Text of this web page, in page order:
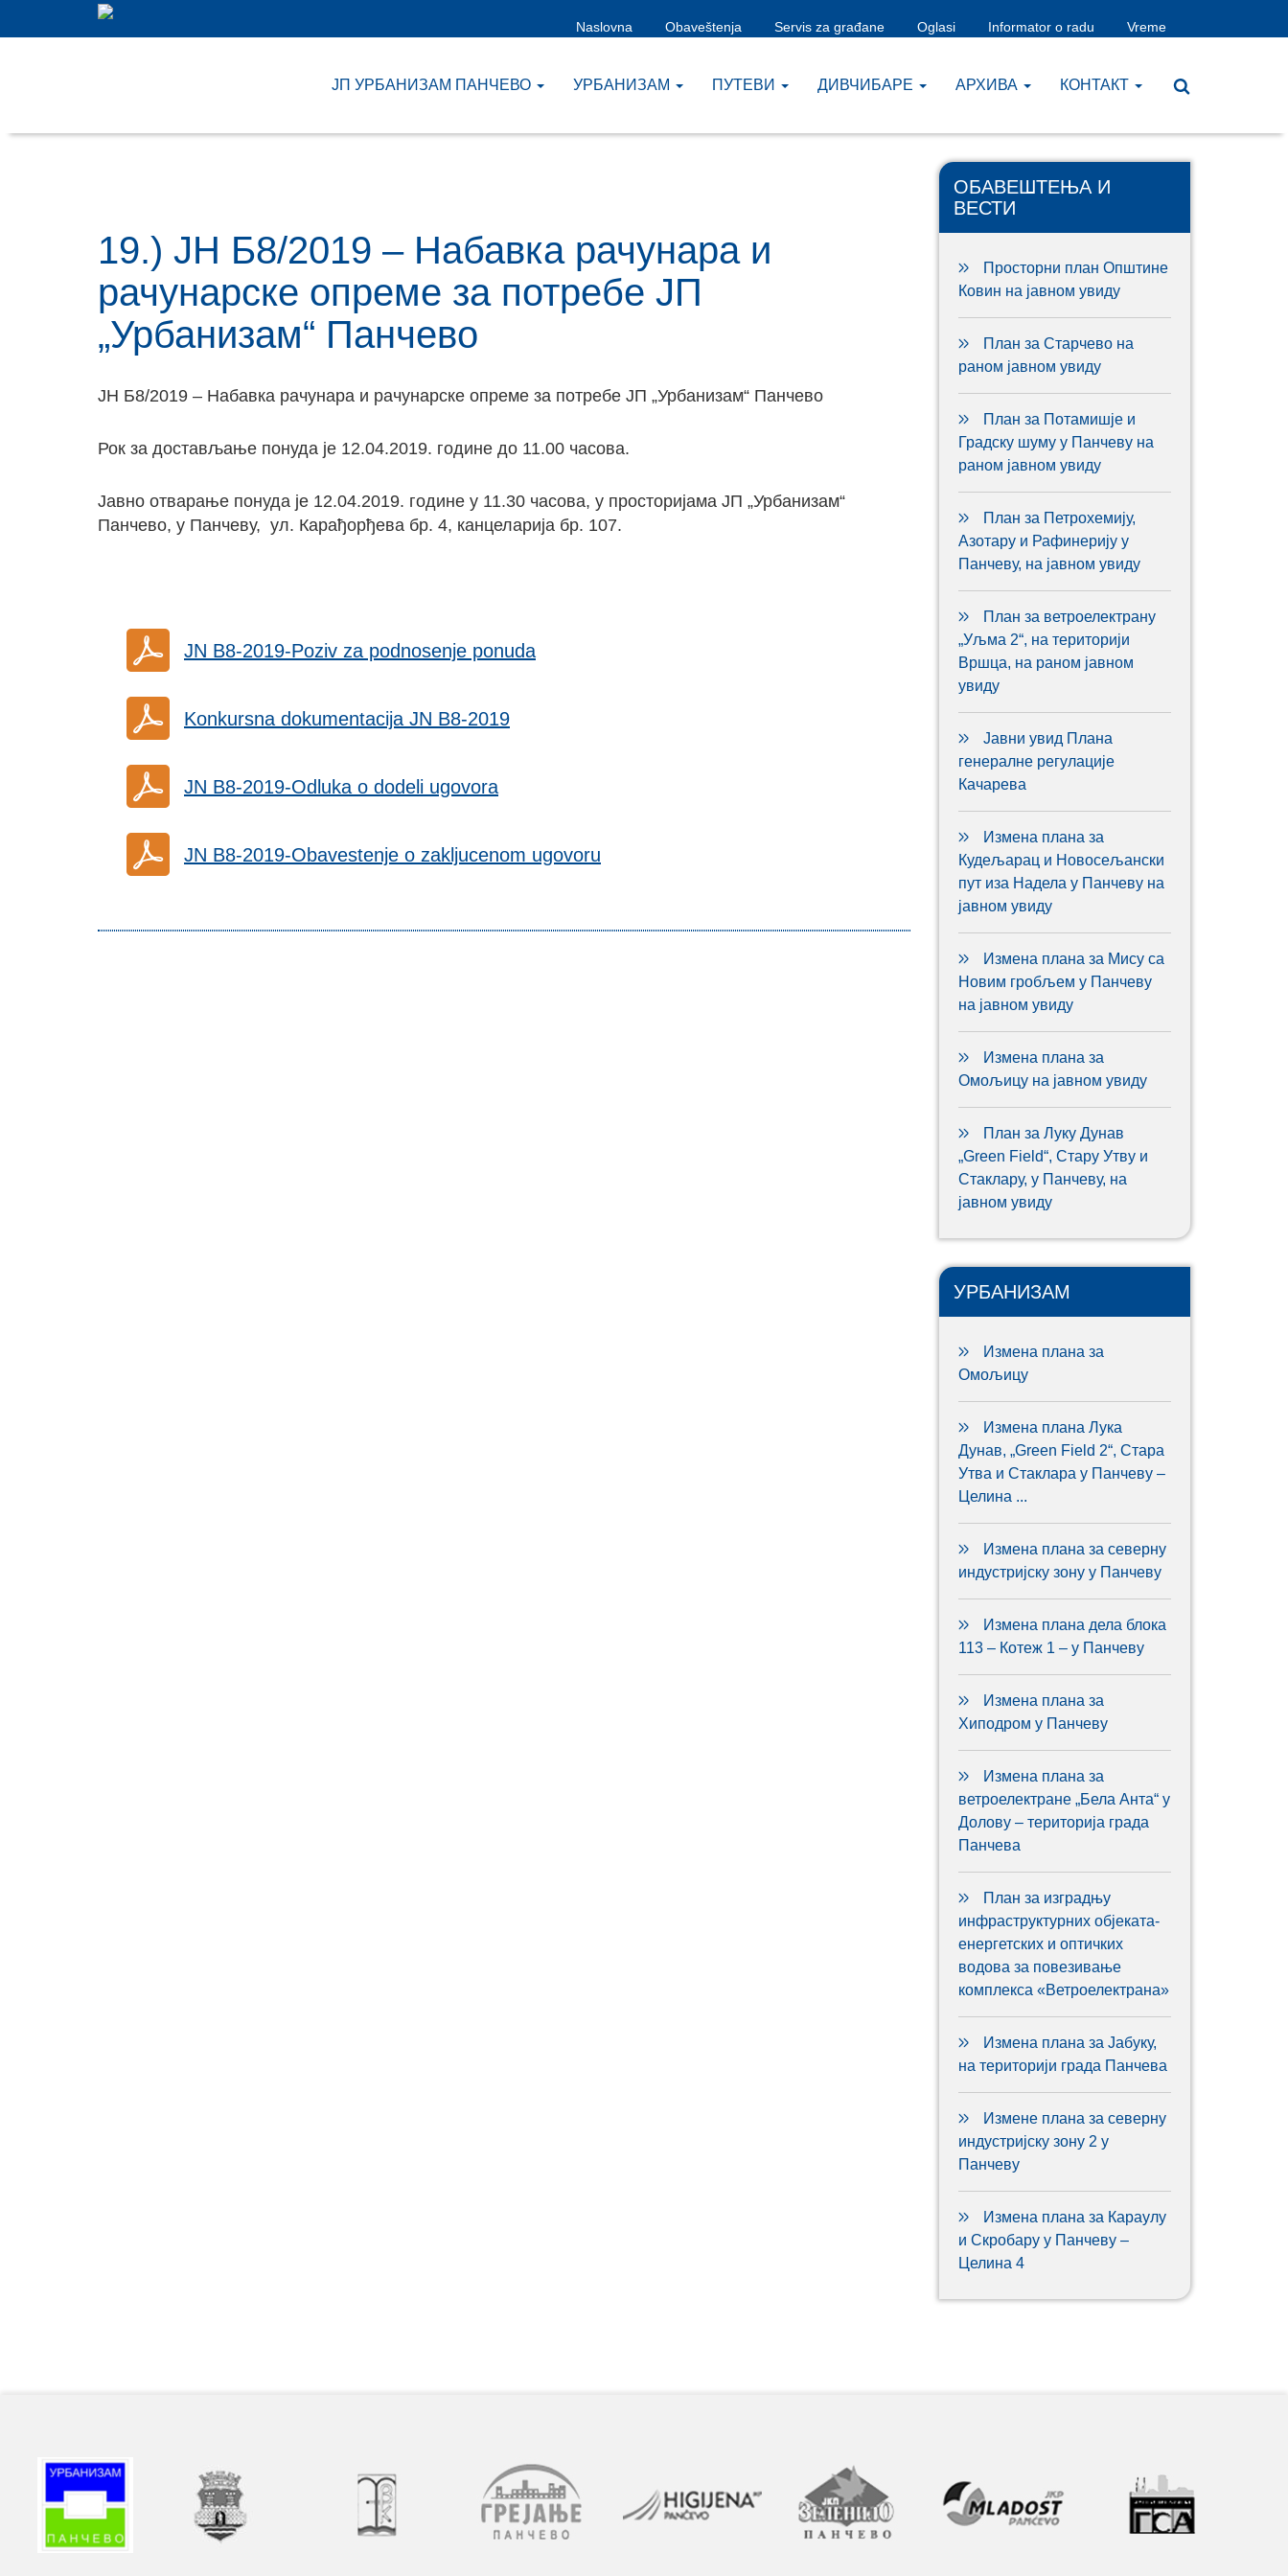
Naslovna Obaveštenja Servis za građane Oglasi Informator o radu Vreme
ЈП УРБАНИЗАМ ПАНЧЕВО УРБАНИЗАМ ПУТЕВИ ДИВЧИБАРЕ AРХИВА КОНТАКТ
19.) ЈН Б8/2019 – Набавка рачунара и
рачунарске опреме за потребе ЈП
„Урбанизам“ Панчево
ЈН Б8/2019 – Набавка рачунара и рачунарске опреме за потребе ЈП „Урбанизам“ Панчево
Рок за достављање понуда је 12.04.2019. године до 11.00 часова.
Јавно отварање понуда је 12.04.2019. године у 11.30 часова, у просторијама ЈП „Урбанизам“
Панчево, у Панчеву, ул. Карађорђева бр. 4, канцеларија бр. 107.
JN B8-2019-Poziv za podnosenje ponuda
Konkursna dokumentacija JN B8-2019
JN B8-2019-Odluka o dodeli ugovora
JN B8-2019-Obavestenje o zakljucenom ugovoru
ОБАВЕШТЕЊА И
ВЕСТИ
Просторни план Општине
Ковин на јавном увиду
План за Старчево на
раном јавном увиду
План за Потамишје и
Градску шуму у Панчеву на
раном јавном увиду
План за Петрохемију,
Азотару и Рафинерију у
Панчеву, на јавном увиду
План за ветроелектрану
„Уљма 2“, на територији
Вршца, на раном јавном
увиду
Јавни увид Плана
генералне регулације
Качарева
Измена плана за
Кудељарац и Новосељански
пут иза Надела у Панчеву на
јавном увиду
Измена плана за Мису са
Новим гробљем у Панчеву
на јавном увиду
Измена плана за
Омољицу на јавном увиду
План за Луку Дунав
„Green Field“, Стару Утву и
Стаклару, у Панчеву, на
јавном увиду
УРБАНИЗАМ
Измена плана за
Омољицу
Измена плана Лука
Дунав, „Green Field 2“, Стара
Утва и Стаклара у Панчеву –
Целина ...
Измена плана за северну
индустријску зону у Панчеву
Измена плана дела блока
113 – Котеж 1 – у Панчеву
Измена плана за
Хиподром у Панчеву
Измена плана за
ветроелектране „Бела Анта“ у
Долову – територија града
Панчева
План за изградњу
инфраструктурних објеката-
енергетских и оптичких
водова за повезивање
комплекса «Ветроелектрана»
Измена плана за Јабуку,
на територији града Панчева
Измене плана за северну
индустријску зону 2 у
Панчеву
Измена плана за Караулу
и Скробару у Панчеву –
Целина 4